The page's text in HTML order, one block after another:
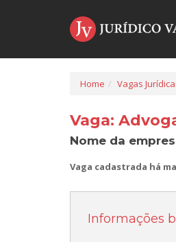
Home Vagas
Vaga:
Nome da
Vaga cadastrada há
Informações